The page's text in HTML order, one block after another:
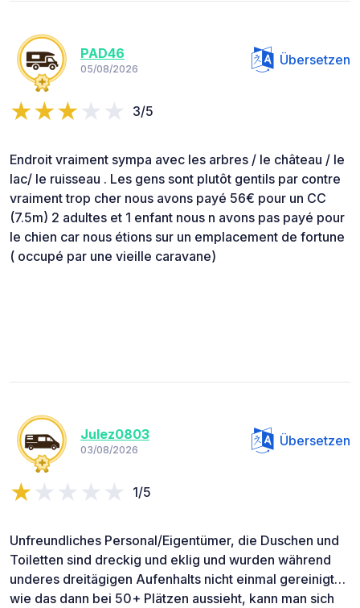
PAD46
05/08/2026
Übersetzen
3/5
Endroit vraiment sympa avec les arbres / le château / le
lac/ le ruisseau . Les gens sont plutôt gentils par contre
vraiment trop cher nous avons payé 56€ pour un CC
(7.5m) 2 adultes et 1 enfant nous n avons pas payé pour
le chien car nous étions sur un emplacement de fortune
( occupé par une vieille caravane)
Julez0803
03/08/2026
Übersetzen
1/5
Unfreundliches Personal/Eigentümer, die Duschen und
Toiletten sind dreckig und eklig und wurden während
underes dreitägigen Aufenhalts nicht einmal gereinigt…
wie das dann bei 50+ Plätzen aussieht, kann man sich